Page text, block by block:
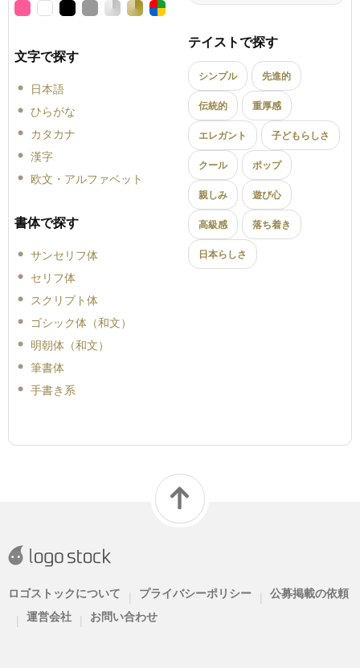
文字で探す
日本語
ひらがな
カタカナ
漢字
欧文・アルファベット
書体で探す
サンセリフ体
セリフ体
スクリプト体
ゴシック体（和文）
明朝体（和文）
筆書体
手書き系
テイストで探す
シンプル 先進的
伝統的 重厚感
エレガント 子どもらしさ
クール ポップ
親しみ 遊び心
高級感 落ち着き
日本らしさ
ロゴストックについて | プライバシーポリシー | 公募掲載の依頼
| 運営会社 | お問い合わせ